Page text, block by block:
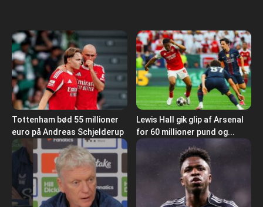
Tottenham bød 55 millioner
euro på Andreas Schjelderup
Lewis Hall gik glip af Arsenal
for 60 millioner pund og...